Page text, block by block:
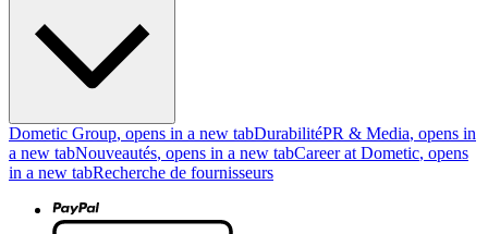
Dometic Group, opens in a new tabDurabilitéPR & Media, opens in
a new tabNouveautés, opens in a new tabCareer at Dometic, opens
in a new tabRecherche de fournisseurs